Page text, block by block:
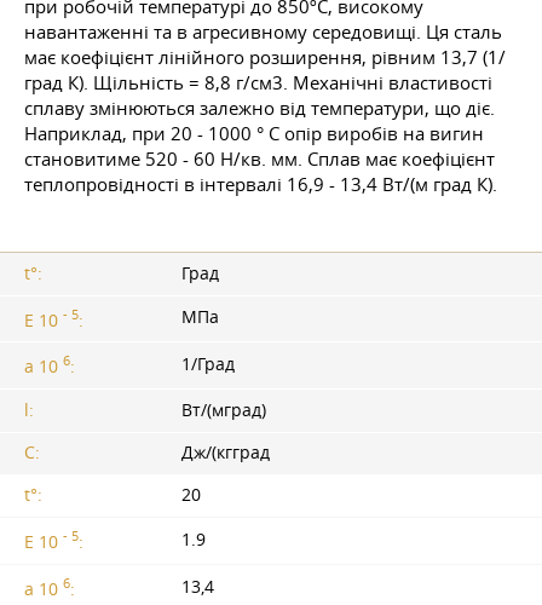
при робочій температурі до 850ºС, високому
навантаженні та в агресивному середовищі. Ця сталь
має коефіцієнт лінійного розширення, рівним 13,7 (1/
град К). Щільність = 8,8 г/см3. Механічні властивості
сплаву змінюються залежно від температури, що діє.
Наприклад, при 20 - 1000 ° C опір виробів на вигин
становитиме 520 - 60 Н/кв. мм. Сплав має коефіцієнт
теплопровідності в інтервалі 16,9 - 13,4 Вт/(м град К).
t°: Град
E 10 - 5: МПа
a 10 6: 1/Град
l:
Вт/(мград)
C:
Дж/(кгград
t°:
20
E 10 - 5: 1.9
a 10 6: 13,4